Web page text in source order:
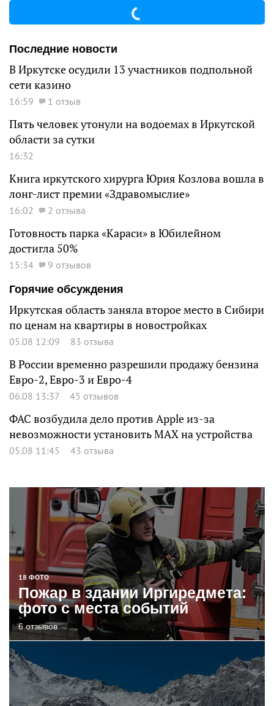
Последние новости
В Иркутске осудили 13 участников подпольной
сети казино
16:59 1 отзыв
Пять человек утонули на водоемах в Иркутской
области за сутки
16:32
Книга иркутского хирурга Юрия Козлова вошла в
лонг-лист премии «Здравомыслие»
16:02 2 отзыва
Готовность парка «Караси» в Юбилейном
достигла 50%
15:34
9 отзывов
Горячие обсуждения
Иркутская область заняла второе место в Сибири
по ценам на квартиры в новостройках
05.08 12:09 83 отзыва
В России временно разрешили продажу бензина
Евро-2, Евро-3 и Евро-4
06.08 13:37 45 отзывов
ФАС возбудила дело против Apple из-за
невозможности установить MAX на устройства
05.08 11:45 43 отзыва
18 ФОТО
Пожар в здании Иргиредмета:
фото с места событий
6 отзывов